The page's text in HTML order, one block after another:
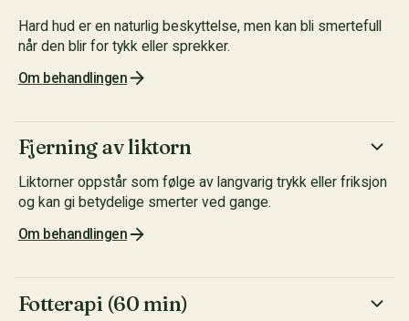
Hard hud er en naturlig beskyttelse, men kan bli smertefull
når den blir for tykk eller sprekker.
Om behandlingen
Fjerning av liktorn
Liktorner oppstår som følge av langvarig trykk eller friksjon
og kan gi betydelige smerter ved gange.
Om behandlingen
Fotterapi (60 min)